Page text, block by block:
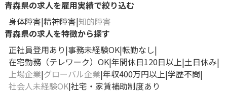
青森県の求人を雇用実績で絞り込む
身体障害 精神障害 知的障害
青森県の求人を特徴から探す
正社員登用あり 事務未経験OK 転勤なし
在宅勤務（テレワーク）OK 年間休日120日以上 土日休み
上場企業 グローバル企業 年収400万円以上 学歴不問
社会人未経験OK 社宅・家賃補助制度あり